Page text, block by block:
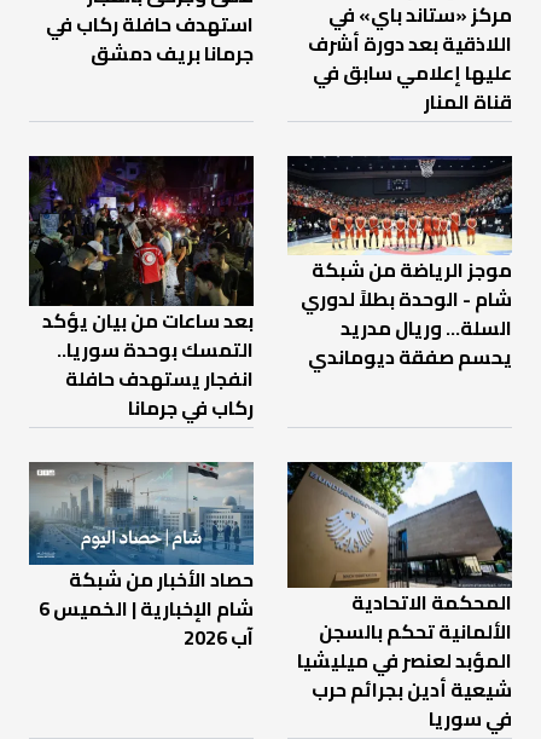
مركز «ستاند باي» في
اللاذقية بعد دورة أشرف
عليها إعلامي سابق في
قناة المنار
استهدف حافلة ركاب في
جرمانا بريف دمشق
موجز الرياضة من شبكة
شام - الوحدة بطلاً لدوري
السلة... وريال مدريد
يحسم صفقة ديوماندي
بعد ساعات من بيان يؤكد
التمسك بوحدة سوريا..
انفجار يستهدف حافلة
ركاب في جرمانا
المحكمة الاتحادية
الألمانية تحكم بالسجن
المؤبد لعنصر في ميليشيا
شيعية أدين بجرائم حرب
في سوريا
حصاد الأخبار من شبكة
شام الإخبارية | الخميس 6
آب 2026